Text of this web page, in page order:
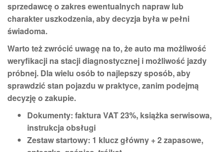
sprzedawcę o zakres ewentualnych napraw lub
charakter uszkodzenia, aby decyzja była w pełni
świadoma.
Warto też zwrócić uwagę na to, że auto ma możliwość
weryfikacji na stacji diagnostycznej i możliwość jazdy
próbnej. Dla wielu osób to najlepszy sposób, aby
sprawdzić stan pojazdu w praktyce, zanim podejmą
decyzję o zakupie.
Dokumenty: faktura VAT 23%, książka serwisowa,
instrukcja obsługi
Zestaw startowy: 1 klucz główny + 2 zapasowe,